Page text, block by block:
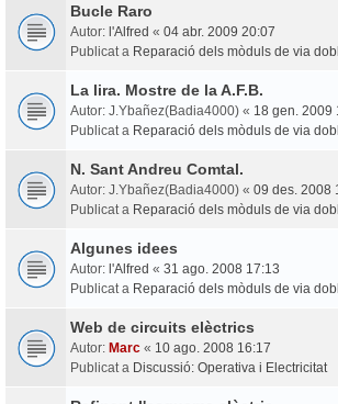
Bucle Raro
Autor: l'Alfred « 04 abr. 2009 20:07
Publicat a Reparació dels mòduls de via
La lira. Mostre de la A.F.B.
Autor: J.Ybañez(Badia4000) « 18 gen. 2009
Publicat a Reparació dels mòduls de via
N. Sant Andreu Comtal.
Autor: J.Ybañez(Badia4000) « 09 des. 2008
Publicat a Reparació dels mòduls de via
Algunes idees
Autor: l'Alfred « 31 ago. 2008 17:13
Publicat a Reparació dels mòduls de via
Web de circuits elèctrics
Autor: Marc « 10 ago. 2008 16:17
Publicat a Discussió: Operativa i Electricitat